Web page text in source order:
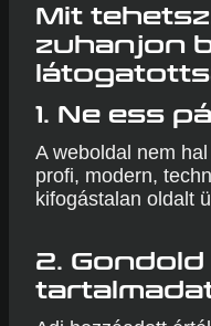
Mit
zuhanjon
1. Ne ess
A weboldal nem
profi, modern,
kifogástalan oldalt
2. Gondold